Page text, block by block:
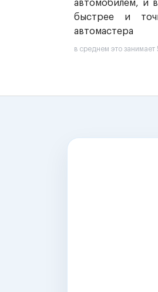
автомобилем, и
быстрее и
автомастера
в среднем это занимает